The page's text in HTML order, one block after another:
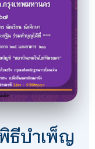
ธีบำเพ็ญ